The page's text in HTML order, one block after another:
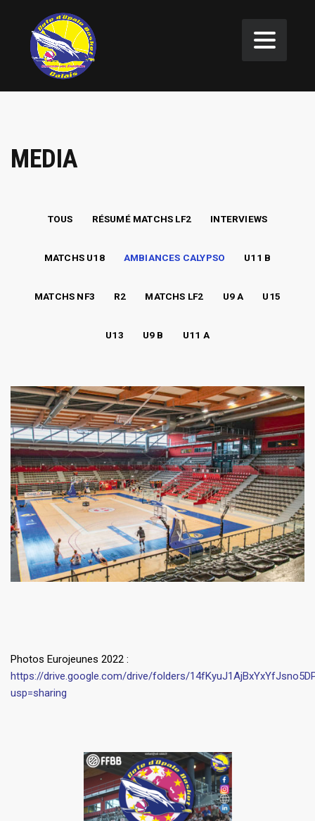
MEDIA
TOUS RÉSUMÉ MATCHS LF2 INTERVIEWS
MATCHS U18 AMBIANCES CALYPSO U11 B
MATCHS NF3 R2 MATCHS LF2 U9 A U15
U13 U9 B U11 A
Photos Eurojeunes 2022 :
https://drive.google.com/drive/folders/
usp=sharing